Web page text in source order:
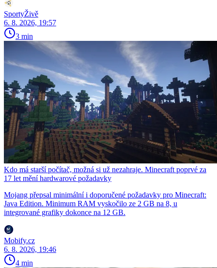
SportyŽivě
6. 8. 2026, 19:57
3 min
Kdo má starší počítač, možná si už nezahraje. Minecraft poprvé za
17 let mění hardwarové požadavky
Mojang přepsal minimální i doporučené požadavky pro Minecraft:
Java Edition. Minimum RAM vyskočilo ze 2 GB na 8, u
integrované grafiky dokonce na 12 GB.
Mobify.cz
6. 8. 2026, 19:46
4 min